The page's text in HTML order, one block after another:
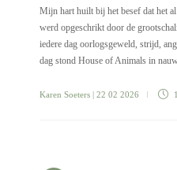
Mijn hart huilt bij het besef dat het
werd opgeschrikt door de
iedere dag oorlogsgeweld, strijd,
dag stond House of Animals in
Karen Soeters | 22 02 2026